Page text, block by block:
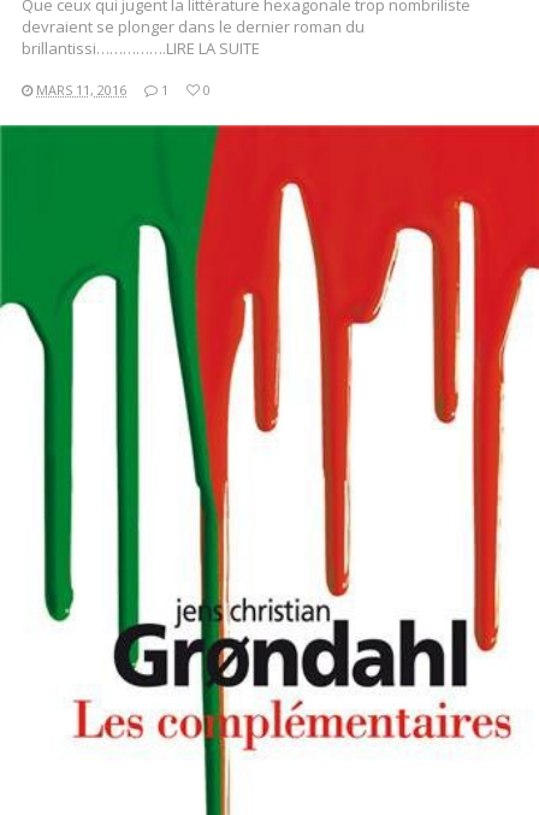
Que ceux qui jugent la littérature hexagonale trop nombriliste
devraient se plonger dans le dernier roman du
brillantissi…………….LIRE LA SUITE
MARS 11, 2016 1 0
LIRE LA SUITE